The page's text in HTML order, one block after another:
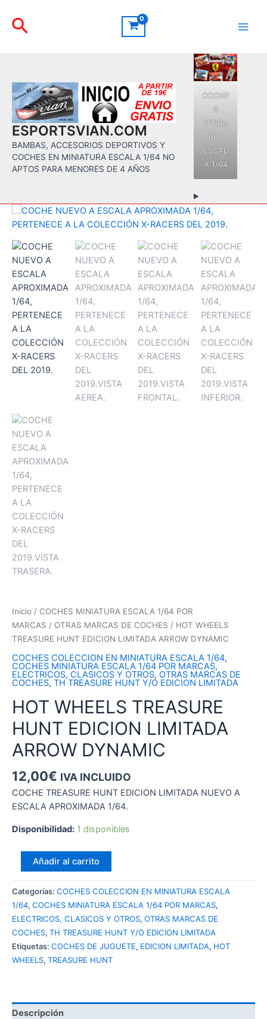
contenido
Buscar
ESPORTSVIAN.COM
BAMBAS, ACCESORIOS DEPORTIVOS Y
COCHES EN MINIATURA ESCALA 1/64 NO
APTOS PARA MENORES DE 4 AÑOS
COCHE
S
FERRA
RI A
ESCAL
A 1/64
Inicio / COCHES MINIATURA ESCALA 1/64 POR
MARCAS / OTRAS MARCAS DE COCHES / HOT WHEELS
TREASURE HUNT EDICION LIMITADA ARROW DYNAMIC
COCHES COLECCION EN MINIATURA ESCALA 1/64,
COCHES MINIATURA ESCALA 1/64 POR MARCAS,
ELECTRICOS, CLASICOS Y OTROS, OTRAS MARCAS DE
COCHES, TH TREASURE HUNT Y/O EDICION LIMITADA
HOT WHEELS TREASURE
HUNT EDICION LIMITADA
ARROW DYNAMIC
12,00€ IVA INCLUIDO
COCHE TREASURE HUNT EDICION LIMITADA NUEVO A
ESCALA APROXIMADA 1/64.
Disponibilidad: 1 disponibles
WHEELS
TREASURE
HUNT
EDICION
DYNAMIC
cantidad
Añadir al carrito
Categorías: COCHES COLECCION EN MINIATURA ESCALA
1/64, COCHES MINIATURA ESCALA 1/64 POR MARCAS,
ELECTRICOS, CLASICOS Y OTROS, OTRAS MARCAS DE
COCHES, TH TREASURE HUNT Y/O EDICION LIMITADA
Etiquetas: COCHES DE JUGUETE, EDICION LIMITADA, HOT
WHEELS, TREASURE HUNT
Descripción